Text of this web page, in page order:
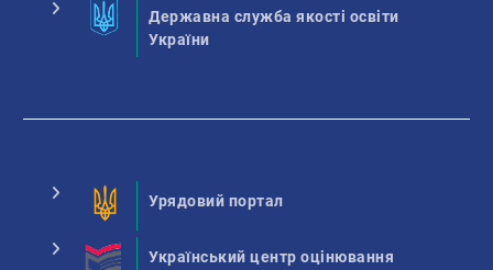
Державна служба якості освіти
України
Урядовий портал
Український центр оцінювання